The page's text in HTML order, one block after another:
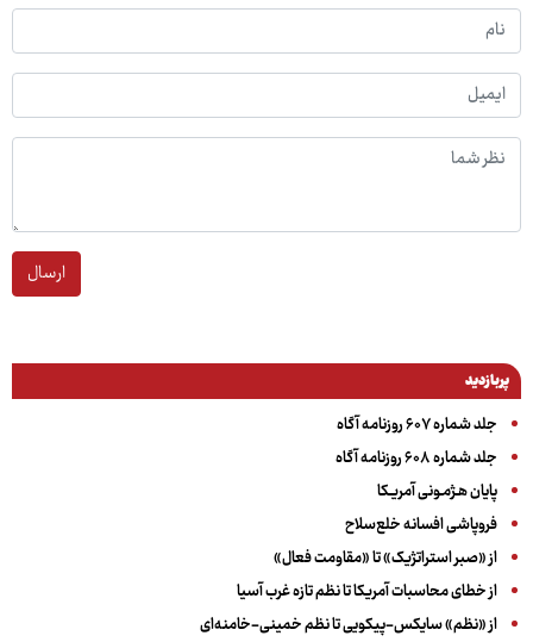
ارسال
پربازدید
جلد شماره ۶۰۷ روزنامه آگاه
جلد شماره ۶۰۸ روزنامه آگاه
پایان هـژمـونی آمریـکا
فروپاشی افسانه خلع‌سلاح
از «صبر استراتژیک» تا «مقاومت فعال»
از خطای محاسبات آمریکا تا نظم تازه غرب آسیا
از «نظم» سایکس-پیکویی تا نظم خمینی-خامنه‌ای